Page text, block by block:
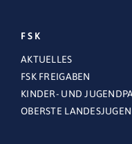
FSK
AKTUELLES
FSK FREIGABEN
KINDER- UND
OBERSTE